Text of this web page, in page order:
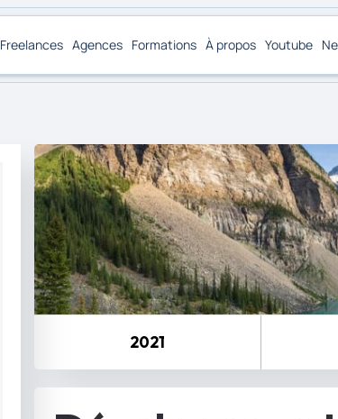
Freelances Agences Formations À propos Youtube
2021